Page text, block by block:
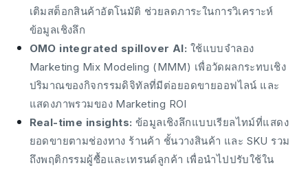
เติมสต็อกสินค้าอัตโนมัติ ช่วยลดภาระในการวิเคราะห์
ข้อมูลเชิงลึก
OMO integrated spillover AI: ใช้แบบจำลอง
Marketing Mix Modeling (MMM) เพื่อวัดผลกระทบเชิง
ปริมาณของกิจกรรมดิจิทัลที่มีต่อยอดขายออฟไลน์ และ
แสดงภาพรวมของ Marketing ROI
Real-time insights: ข้อมูลเชิงลึกแบบเรียลไทม์ที่แสดง
ยอดขายตามช่องทาง ร้านค้า ชั้นวางสินค้า และ SKU รวม
ถึงพฤติกรรมผู้ซื้อและเทรนด์ลูกค้า เพื่อนำไปปรับใช้ใน